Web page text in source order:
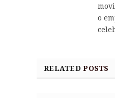
o
RELATEDPOSTS